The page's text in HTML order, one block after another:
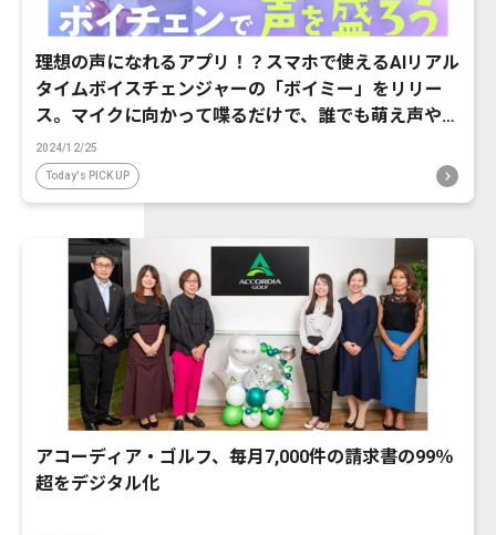
理想の声になれるアプリ！？スマホで使えるAIリアル
タイムボイスチェンジャーの「ボイミー」をリリー
ス。マイクに向かって喋るだけで、誰でも萌え声やイ
ケボ風に音声変換が可能に。
2024/12/25
Today's PICK UP
アコーディア・ゴルフ、毎月7,000件の請求書の99％
超をデジタル化